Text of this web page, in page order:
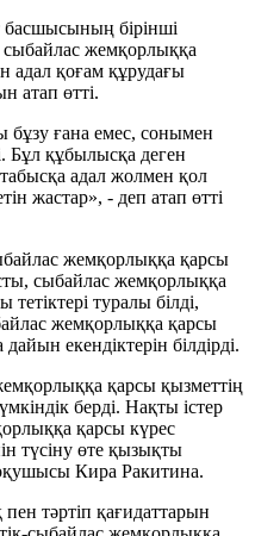
басшысының бірінші
жемқорлыққа
адал қоғам құрудағы
атап өтті.
ғана емес, сонымен
Бұл құбылысқа деген
адал жолмен қол
жастар», - деп атап өтті
жемқорлыққа қарсы
сыбайлас жемқорлыққа
туралы білді,
жемқорлыққа қарсы
екендіктерін білдірді.
қарсы қызметтің
берді. Нақты істер
қарсы күрес
түсіну өте қызықты
Кира Ракитина.
тәртіп қағидаттарын